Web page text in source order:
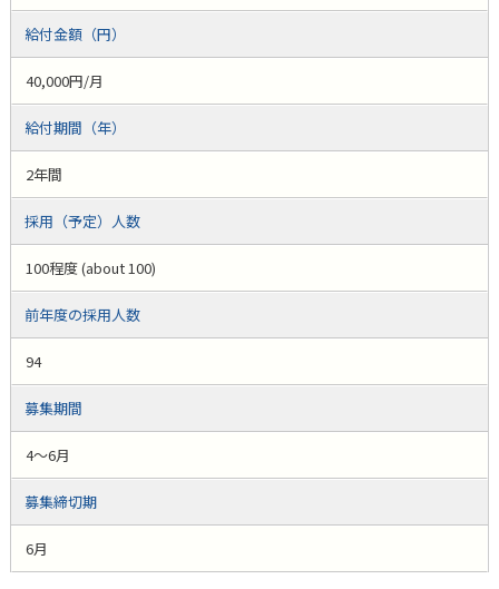
給付金額（円）
40,000円/月
給付期間（年）
2年間
採用（予定）人数
100程度 (about 100)
前年度の採用人数
94
募集期間
4～6月
募集締切期
6月